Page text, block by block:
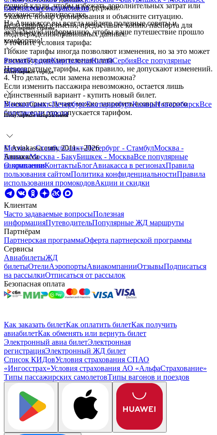
Свяжитесь со службой поддержки:
Укажите номер бронирования и объясните ситуацию.
Если ошибка в имени, предоставьте копию паспорта для
подтверждения правильных данных.
Уточните условия тарифа:
Гибкие тарифы иногда позволяют изменения, но за это может
взиматься дополнительная плата.
Невозвратные тарифы, как правило, не допускают изменений.
4. Что делать, если замена невозможна?
Если изменить пассажира невозможно, остается лишь
единственный вариант - купить новый билет.
В некоторых случаях можно запросить возврат старого
билета, если это допускается тарифом.
ручной клади, чтобы избежать дополнительных затрат или
сложностей при посадке.
На Авиакассе вы всегда найдете полезные советы и
актуальную информацию, чтобы ваше путешествие прошло
комфортно!
популярные направления
Популярные страны
РоссияТурцияКыргызстанКитайСербияВсе популярные
страны
Популярные города
МоскваСанкт-ПетербургЕкатеринбургКазаньНовосибирскВсе
популярные города
Популярные направления
Москва - СтамбулСанкт-Петербург - СтамбулМосква -
БишкекМосква - БакуБишкек - МоскваВсе популярные
направления
© Aviakassa.com, 2011—2026
Авиакасса
О компанииКонтактыБлогАвиакасса в регионахПравила
пользования сайтомПолитика конфиденциальностиПравила
использования промокодовАкции и скидки
Клиентам
Часто задаваемые вопросыПолезная
информацияПутеводительПопулярные ЖД маршруты
Партнёрам
Партнерская программаОферта партнерской программы
Сервисы
АвиабилетыЖД
билетыОтелиАэропортыАвиакомпанииОтзывыПодписаться
на рассылкиОтписаться от рассылок
Безопасная оплата
Как заказать билетКак оплатить билетКак получить
авиабилетКак обменять или вернуть билет
Электронный авиа билетЭлектронная
регистрацияЭлектронный ЖД билет
Список КИДовУсловия страхования СПАО
«Ингосстрах»Условия страхования АО «АльфаСтрахование»
Типы пассажирских самолетовТипы вагонов и поездов